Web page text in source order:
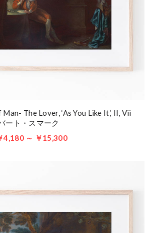
The Lover, ‘As You Like It,’ II, Vii
ート・スマーク
4,180 ～ ￥15,300